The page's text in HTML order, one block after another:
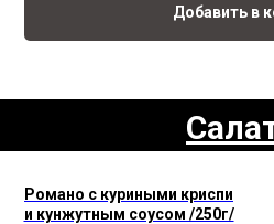
Добавить в
Романо с куриными криспи
и кунжутным соусом /250г/